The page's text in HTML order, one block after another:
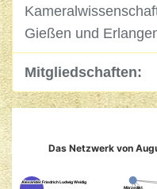
Gießen und
Mitgliedschaften:
Das Netzwerk von
Alexander Friedrich Ludwig Weidig
Alexander Friedrich Ludwig Weidig
Märzedikt
Märzedikt